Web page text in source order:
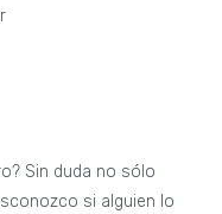
Sin duda no sólo
si alguien lo